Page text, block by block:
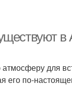
в
для
его по-